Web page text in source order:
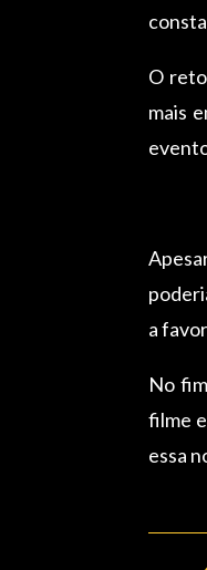
O
mais
a
No
filme
essa